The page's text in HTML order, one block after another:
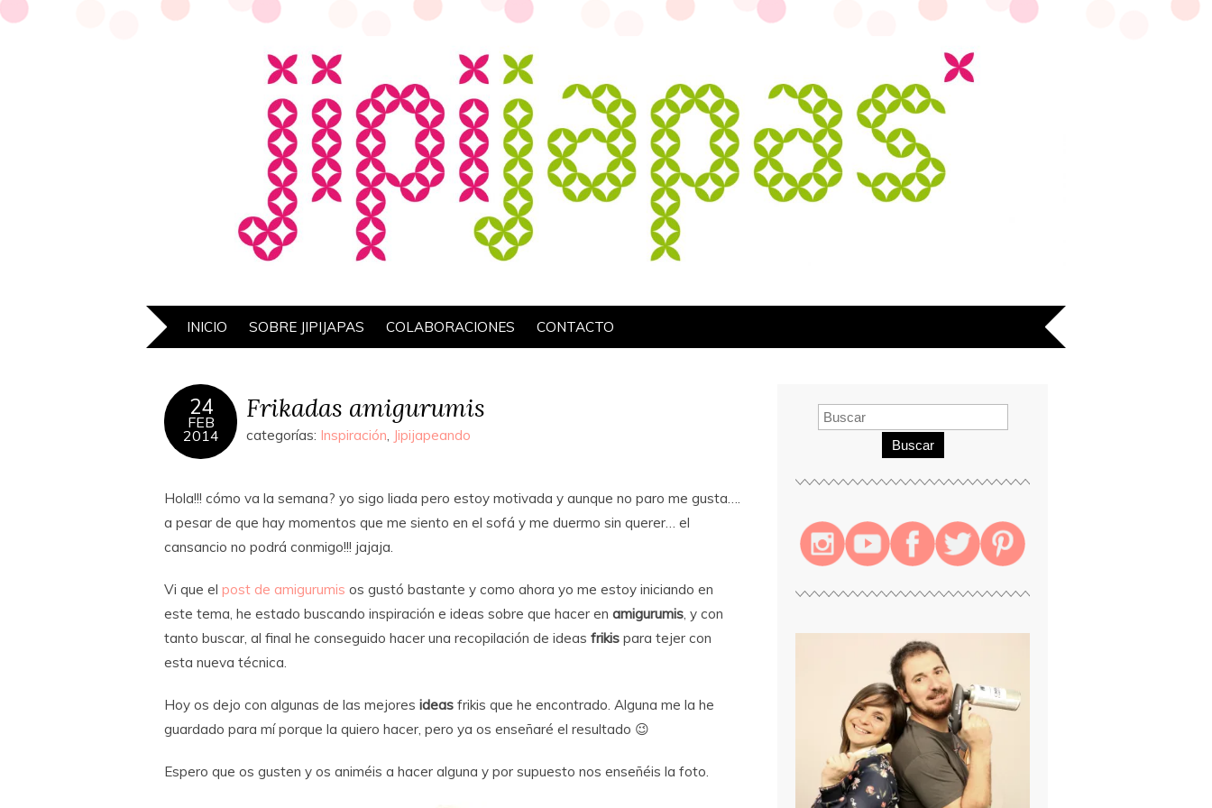
INICIO SOBRE JIPIJAPAS COLABORACIONES CONTACTO
24
FEB
2014
Frikadas amigurumis
categorías: Inspiración, Jipijapeando
Hola!!! cómo va la semana? yo sigo liada pero estoy motivada y aunque no paro me gusta….
a pesar de que hay momentos que me siento en el sofá y me duermo sin querer… el
cansancio no podrá conmigo!!! jajaja.
Vi que el post de amigurumis os gustó bastante y como ahora yo me estoy iniciando en
este tema, he estado buscando inspiración e ideas sobre que hacer en amigurumis, y con
tanto buscar, al final he conseguido hacer una recopilación de ideas frikis para tejer con
esta nueva técnica.
Hoy os dejo con algunas de las mejores ideas frikis que he encontrado. Alguna me la he
guardado para mí porque la quiero hacer, pero ya os enseñaré el resultado 😉
Espero que os gusten y os animéis a hacer alguna y por supuesto nos enseñéis la foto.
Buscar